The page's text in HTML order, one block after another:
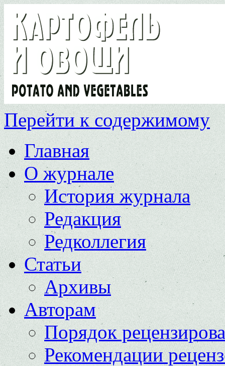
Перейти к содержимому
Главная
О журнале
История журнала
Редакция
Редколлегия
Статьи
Архивы
Авторам
Порядок
Рекомендации